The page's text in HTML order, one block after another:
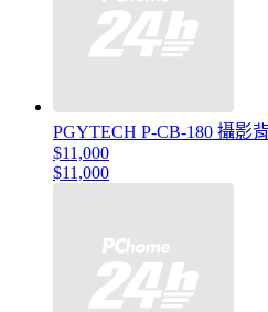
PGYTECH P-CB-180 攝影
$11,000
$11,000